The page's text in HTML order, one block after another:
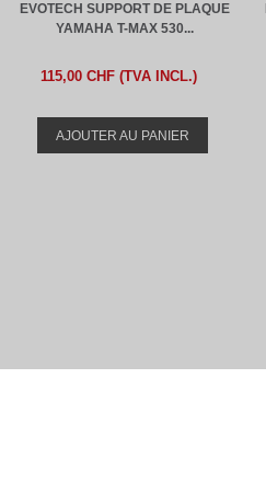
EVOTECH SUPPORT DE PLAQUE
YAMAHA T-MAX 530...
115,00 CHF (TVA INCL.)
AJOUTER AU PANIER